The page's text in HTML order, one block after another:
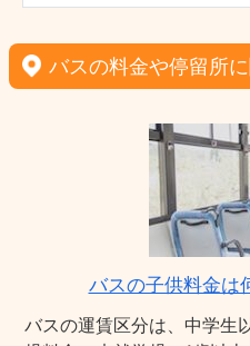
バスの料金や停留所
バスの子供料金は
バスの運賃区分は、中学生